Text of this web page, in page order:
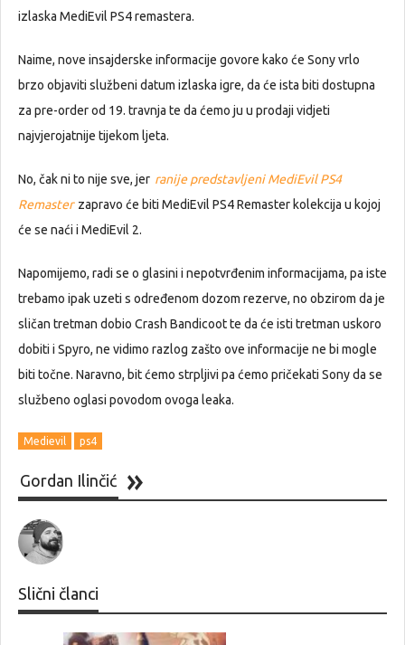
izlaska MediEvil PS4 remastera.
Naime, nove insajderske informacije govore kako će Sony vrlo
brzo objaviti službeni datum izlaska igre, da će ista biti dostupna
za pre-order od 19. travnja te da ćemo ju u prodaji vidjeti
najvjerojatnije tijekom ljeta.
No, čak ni to nije sve, jer ranije predstavljeni MediEvil PS4
Remaster zapravo će biti MediEvil PS4 Remaster kolekcija u kojoj
će se naći i MediEvil 2.
Napomijemo, radi se o glasini i nepotvrđenim informacijama, pa iste
trebamo ipak uzeti s određenom dozom rezerve, no obzirom da je
sličan tretman dobio Crash Bandicoot te da će isti tretman uskoro
dobiti i Spyro, ne vidimo razlog zašto ove informacije ne bi mogle
biti točne. Naravno, bit ćemo strpljivi pa ćemo pričekati Sony da se
službeno oglasi povodom ovoga leaka.
Medievil ps4
Gordan Ilinčić
Slični članci